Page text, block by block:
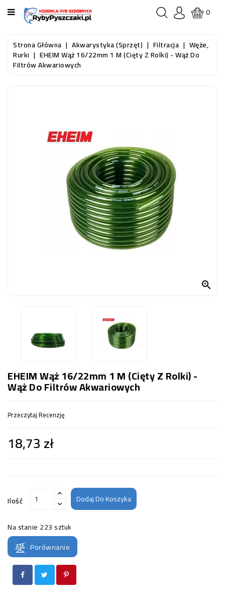
KATEGORIA
STRONA
GŁÓWNA
0
Strona Główna Akwarystyka (sprzęt) Filtracja Węże,
Rurki EHEIM Wąż 16/22mm 1 M (cięty Z Rolki) - Wąż Do
Filtrów Akwariowych

EHEIM Wąż 16/22mm 1 M (cięty Z Rolki) -
Wąż Do Filtrów Akwariowych
Przeczytaj Recenzję
18,73 zł
Ilość Dodaj Do Koszyka
Na stanie 223 sztuk
Porównanie